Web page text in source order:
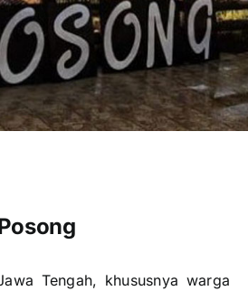
Tengah, khususnya warga